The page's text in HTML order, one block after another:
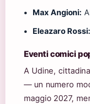
Max Angioni:
Eleazaro Rossi:
Eventi comici
A Udine,
— un numero
maggio 2027,